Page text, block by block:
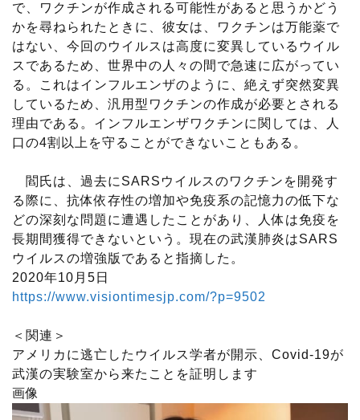
で、ワクチンが作成される可能性があると思うかどう
かを尋ねられたときに、彼女は、ワクチンは万能薬で
はない、今回のウイルスは高度に変異しているウイル
スであるため、世界中の人々の間で急速に広がってい
る。これはインフルエンザのように、絶えず突然変異
しているため、汎用型ワクチンの作成が必要とされる
理由である。インフルエンザワクチンに関しては、人
口の4割以上を守ることができないこともある。
閻氏は、過去にSARSウイルスのワクチンを開発す
る際に、抗体依存性の増加や免疫系の記憶力の低下な
どの深刻な問題に遭遇したことがあり、人体は免疫を
長期間獲得できないという。現在の武漢肺炎はSARS
ウイルスの増強版であると指摘した。
2020年10月5日
https://www.visiontimesjp.com/?p=9502
＜関連＞
アメリカに逃亡したウイルス学者が開示、Covid-19が
武漢の実験室から来たことを証明します
画像